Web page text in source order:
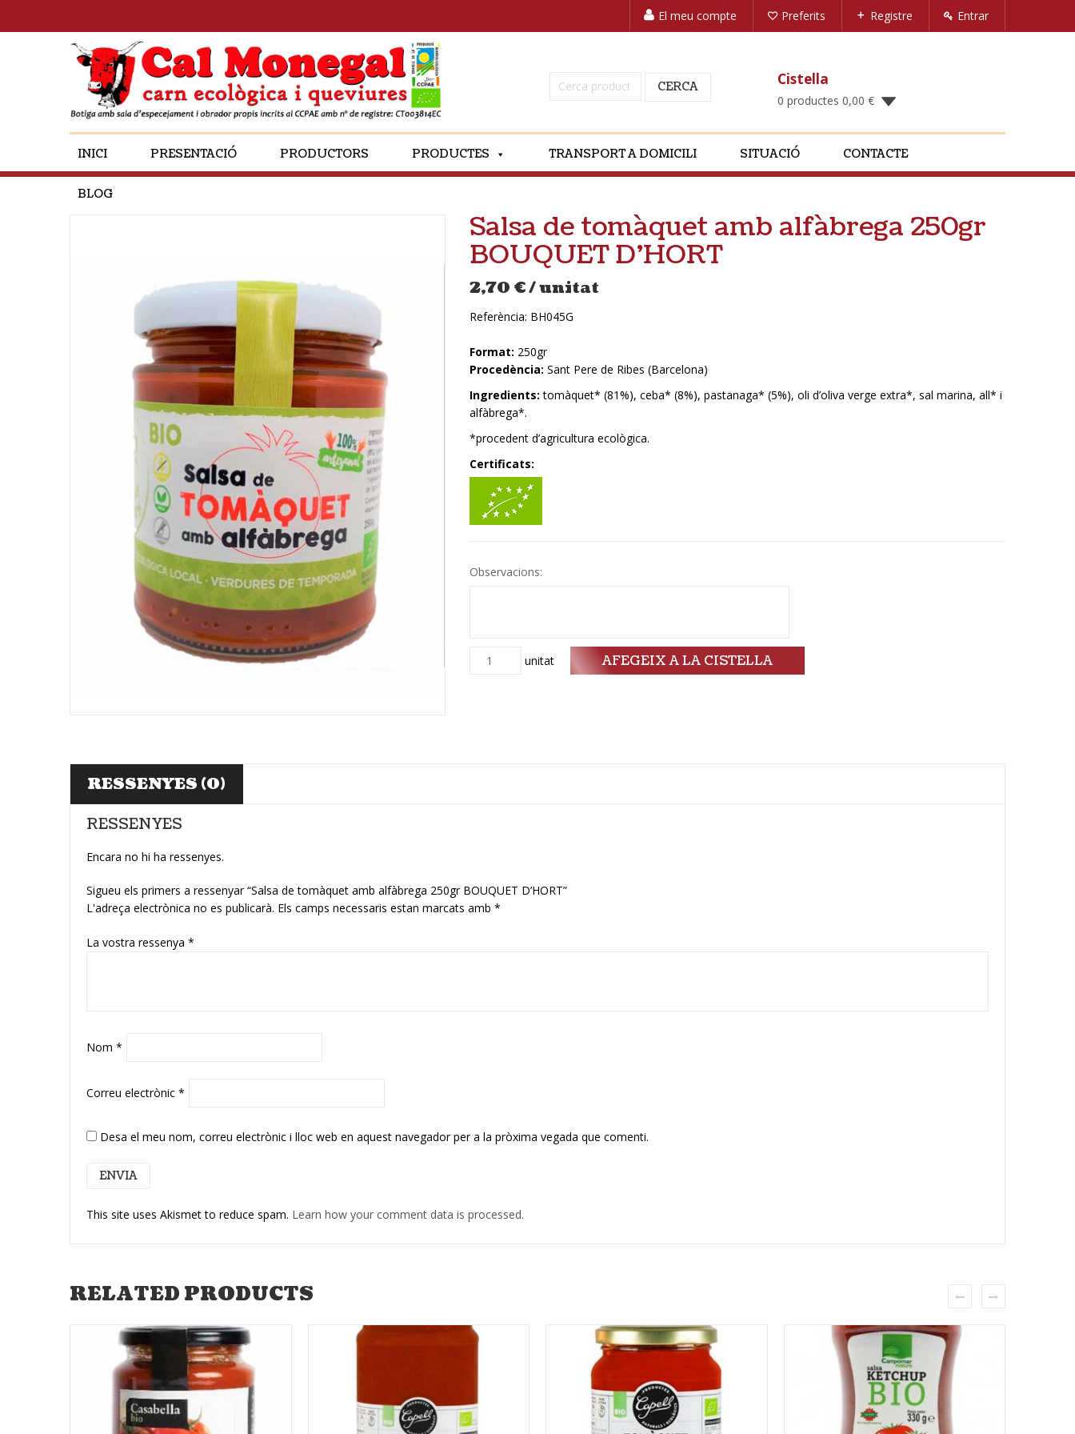
El meu compte Preferits Registre Entrar
Cerca: CERCA Cistella
0 productes 0,00 €
INICI PRESENTACIÓ PRODUCTORS PRODUCTES TRANSPORT A DOMICILI SITUACIÓ CONTACTE
BLOG
Salsa de tomàquet amb alfàbrega 250gr
BOUQUET D’HORT
2,70 €/ unitat
Referència: BH045G
Format: 250gr
Procedència: Sant Pere de Ribes (Barcelona)
Ingredients: tomàquet* (81%), ceba* (8%), pastanaga* (5%), oli d’oliva verge extra*, sal marina, all* i
alfàbrega*.
*procedent d’agricultura ecològica.
Certificats:
Observacions:
Quantitat unitat AFEGEIX A LA CISTELLA
RESSENYES (0)
RESSENYES
Encara no hi ha ressenyes.
Sigueu els primers a ressenyar “Salsa de tomàquet amb alfàbrega 250gr BOUQUET D’HORT”
L'adreça electrònica no es publicarà. Els camps necessaris estan marcats amb *
La vostra ressenya *
Nom *
Correu electrònic *
Desa el meu nom, correu electrònic i lloc web en aquest navegador per a la pròxima vegada que comenti.
This site uses Akismet to reduce spam. Learn how your comment data is processed.
RELATED PRODUCTS